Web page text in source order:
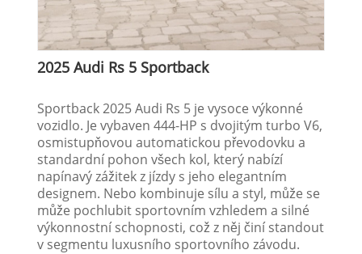
2025 Audi Rs 5 Sportback
Sportback 2025 Audi Rs 5 je vysoce výkonné
vozidlo. Je vybaven 444-HP s dvojitým turbo V6,
osmistupňovou automatickou převodovku a
standardní pohon všech kol, který nabízí
napínavý zážitek z jízdy s jeho elegantním
designem. Nebo kombinuje sílu a styl, může se
může pochlubit sportovním vzhledem a silné
výkonnostní schopnosti, což z něj činí standout
v segmentu luxusního sportovního závodu.